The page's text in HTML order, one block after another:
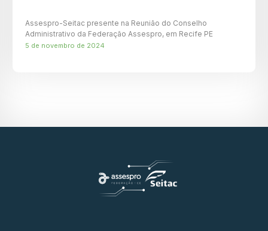
Assespro-Seitac presente na Reunião do Conselho
Administrativo da Federação Assespro, em Recife PE
5 de novembro de 2024